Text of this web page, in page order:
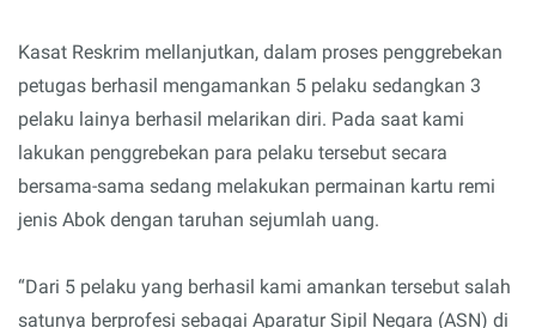
Kasat Reskrim mellanjutkan, dalam proses penggrebekan
petugas berhasil mengamankan 5 pelaku sedangkan 3
pelaku lainya berhasil melarikan diri. Pada saat kami
lakukan penggrebekan para pelaku tersebut secara
bersama-sama sedang melakukan permainan kartu remi
jenis Abok dengan taruhan sejumlah uang.
“Dari 5 pelaku yang berhasil kami amankan tersebut salah
satunya berprofesi sebagai Aparatur Sipil Negara (ASN) di